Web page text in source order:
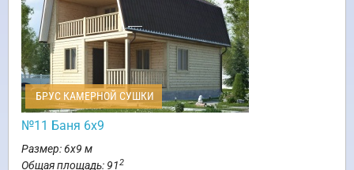
БРУС КАМЕРНОЙ СУШКИ
№11 Баня 6х9
Размер: 6х9 м
Общая площадь: 912